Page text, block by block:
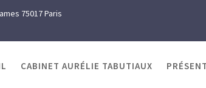
75017 Paris
CABINET AURÉLIE TABUTIAUX